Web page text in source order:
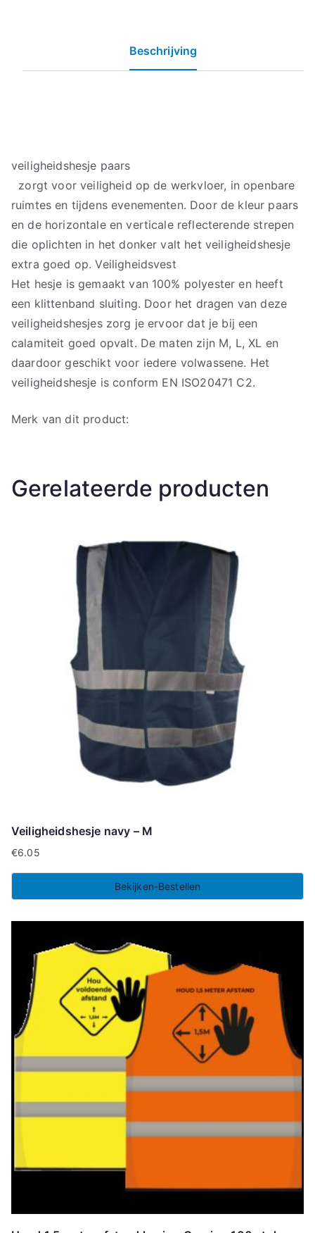
Beschrijving
veiligheidshesje paars
zorgt voor veiligheid op de werkvloer, in openbare
ruimtes en tijdens evenementen. Door de kleur paars
en de horizontale en verticale reflecterende strepen
die oplichten in het donker valt het veiligheidshesje
extra goed op. Veiligheidsvest
Het hesje is gemaakt van 100% polyester en heeft
een klittenband sluiting. Door het dragen van deze
veiligheidshesjes zorg je ervoor dat je bij een
calamiteit goed opvalt. De maten zijn M, L, XL en
daardoor geschikt voor iedere volwassene. Het
veiligheidshesje is conform EN ISO20471 C2.
Merk van dit product:
Gerelateerde producten
Veiligheidshesje navy – M
€6.05
Bekijken-Bestellen